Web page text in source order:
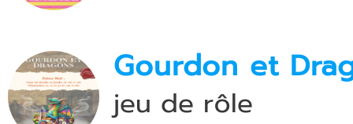
Gourdon et
jeu de rôle